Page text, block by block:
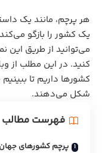
هر پرچم، مانند یک
یک کشور را بازگو
می‌توانید از طریق این
کنید. در این مطلب از
کشورها داریم تا
شکل می‌دهند.
فهرست مطالب
پرچم کشورهای جهان